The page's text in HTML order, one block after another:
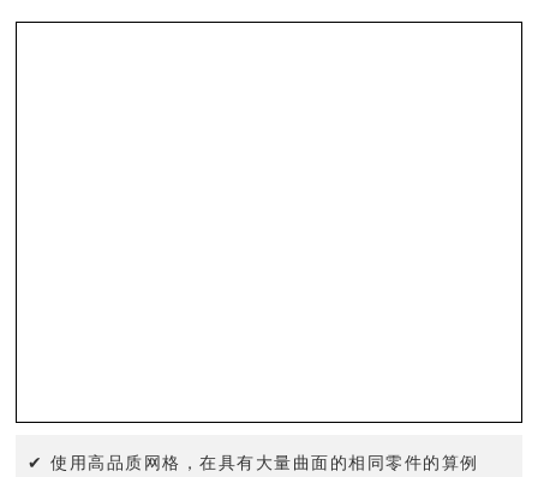
✔ 使用高品质网格，在具有大量曲面的相同零件的算例